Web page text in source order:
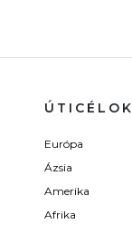
ÚTICÉLOK
Európa
Ázsia
Amerika
Afrika